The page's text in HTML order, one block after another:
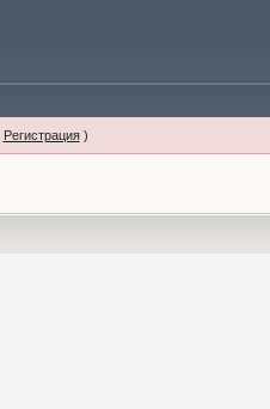
Регистрация)